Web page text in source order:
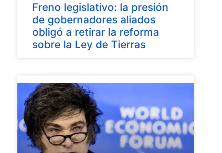
Freno legislativo: la presión
de gobernadores aliados
obligó a retirar la reforma
sobre la Ley de Tierras